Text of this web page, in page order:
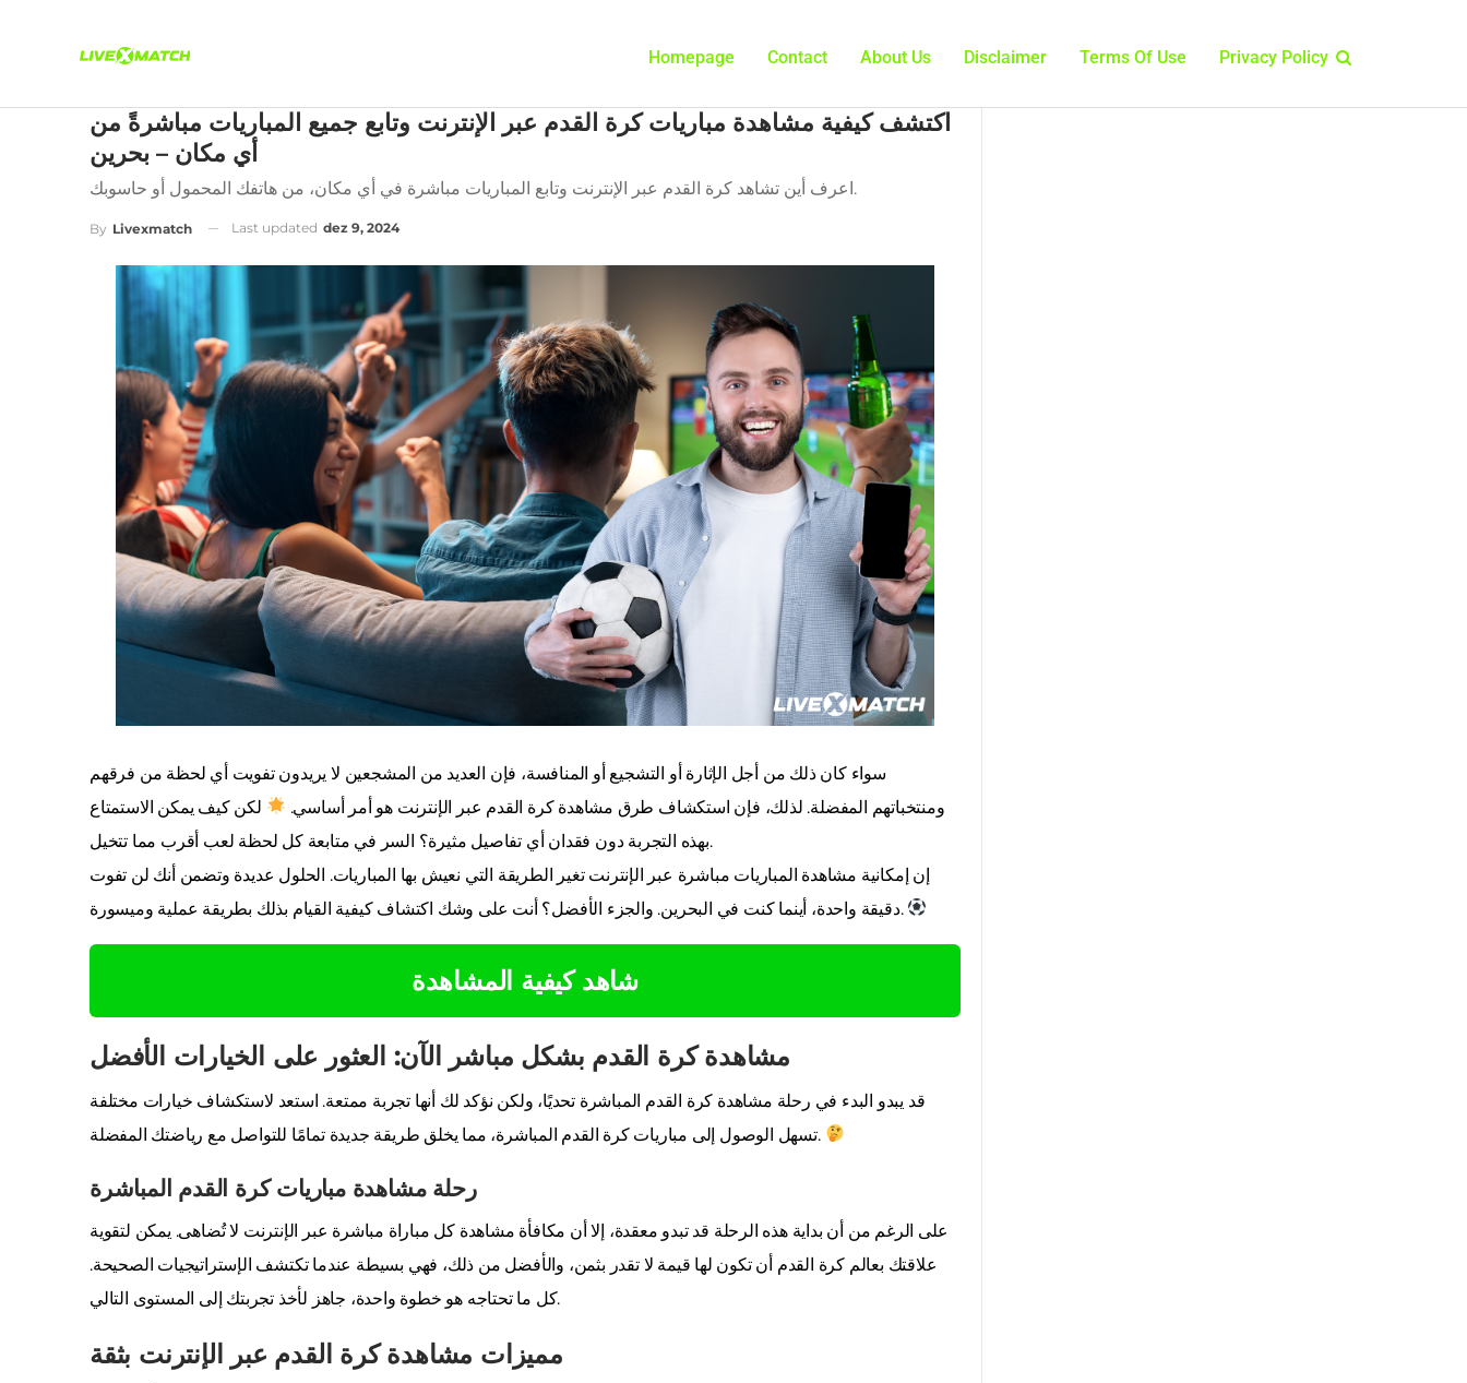
Homepage Contact About Us Disclaimer Terms Of Use Privacy Policy
اكتشف كيفية مشاهدة مباريات كرة القدم عبر الإنترنت وتابع جميع المباريات مباشرةً من
أي مكان – بحرين
اعرف أين تشاهد كرة القدم عبر الإنترنت وتابع المباريات مباشرة في أي مكان، من هاتفك المحمول أو حاسوبك.
By Livexmatch Last updated dez 9, 2024
سواء كان ذلك من أجل الإثارة أو التشجيع أو المنافسة، فإن العديد من المشجعين لا يريدون تفويت أي لحظة من فرقهم
ومنتخباتهم المفضلة. لذلك، فإن استكشاف طرق مشاهدة كرة القدم عبر الإنترنت هو أمر أساسي.
لكن كيف يمكن الاستمتاع
بهذه التجربة دون فقدان أي تفاصيل مثيرة؟ السر في متابعة كل لحظة لعب أقرب مما تتخيل.
إن إمكانية مشاهدة المباريات مباشرة عبر الإنترنت تغير الطريقة التي نعيش بها المباريات. الحلول عديدة وتضمن أنك لن تفوت
دقيقة واحدة، أينما كنت في البحرين. والجزء الأفضل؟ أنت على وشك اكتشاف كيفية القيام بذلك بطريقة عملية وميسورة.
شاهد كيفية المشاهدة
مشاهدة كرة القدم بشكل مباشر الآن: العثور على الخيارات الأفضل
قد يبدو البدء في رحلة مشاهدة كرة القدم المباشرة تحديًا، ولكن نؤكد لك أنها تجربة ممتعة. استعد لاستكشاف خيارات مختلفة
تسهل الوصول إلى مباريات كرة القدم المباشرة، مما يخلق طريقة جديدة تمامًا للتواصل مع رياضتك المفضلة.
رحلة مشاهدة مباريات كرة القدم المباشرة
على الرغم من أن بداية هذه الرحلة قد تبدو معقدة، إلا أن مكافأة مشاهدة كل مباراة مباشرة عبر الإنترنت لا تُضاهى. يمكن لتقوية
علاقتك بعالم كرة القدم أن تكون لها قيمة لا تقدر بثمن، والأفضل من ذلك، فهي بسيطة عندما تكتشف الإستراتيجيات الصحيحة.
كل ما تحتاجه هو خطوة واحدة، جاهز لأخذ تجربتك إلى المستوى التالي.
مميزات مشاهدة كرة القدم عبر الإنترنت بثقة